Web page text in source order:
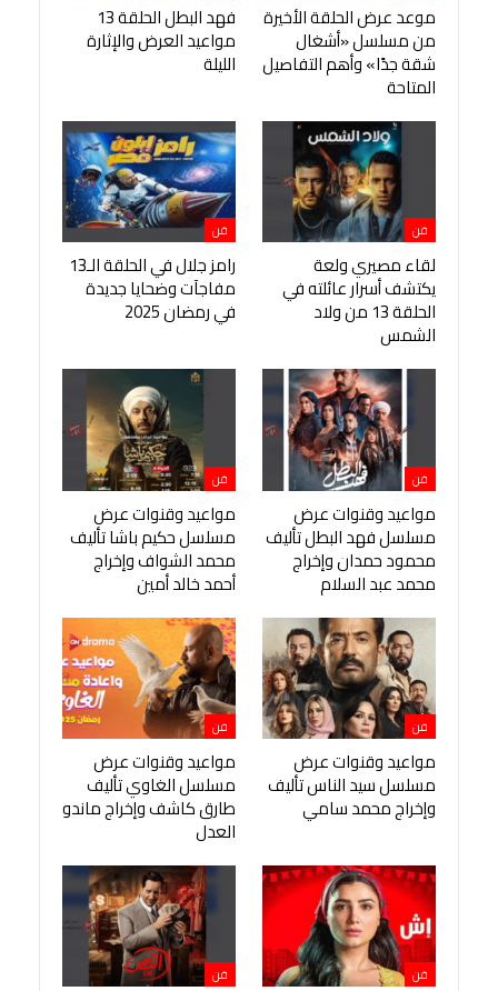
موعد عرض الحلقة الأخيرة
من مسلسل «أشغال
شقة جدًا» وأهم التفاصيل
المتاحة
فهد البطل الحلقة 13
مواعيد العرض والإثارة
الليلة
فن
لقاء مصيري ولعة
يكتشف أسرار عائلته في
الحلقة 13 من ولاد
الشمس
فن
رامز جلال في الحلقة الـ13
مفاجآت وضحايا جديدة
في رمضان 2025
فن
مواعيد وقنوات عرض
مسلسل فهد البطل تأليف
محمود حمدان وإخراج
محمد عبد السلام
فن
مواعيد وقنوات عرض
مسلسل حكيم باشا تأليف
محمد الشواف وإخراج
أحمد خالد أمين
فن
مواعيد وقنوات عرض
مسلسل سيد الناس تأليف
وإخراج محمد سامي
فن
مواعيد وقنوات عرض
مسلسل الغاوي تأليف
طارق كاشف وإخراج ماندو
العدل
فن فن